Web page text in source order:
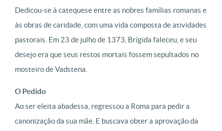
Dedicou-se à catequese entre as nobres famílias romanas e
às obras de caridade, com uma vida composta de atividades
pastorais. Em 23 de julho de 1373, Brígida faleceu, e seu
desejo era que seus restos mortais fossem sepultados no
mosteiro de Vadstena.
O Pedido
Ao ser eleita abadessa, regressou a Roma para pedir a
canonização da sua mãe. E buscava obter a aprovação da